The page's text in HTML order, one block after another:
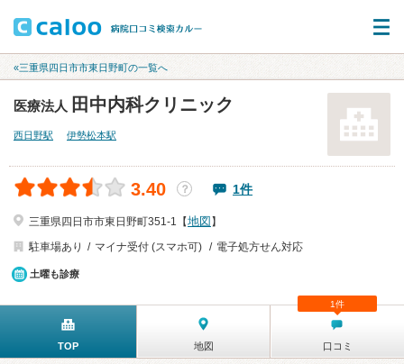
«三重県四日市市東日野町の一覧へ
医療法人 田中内科クリニック
西日野駅 伊勢松本駅
3.40 ？ 1件
三重県四日市市東日野町351-1【地図 】
駐車場あり
マイナ受付 (スマホ可) 電子処方せん対応
土曜も診療
TOP 地図 口コミ
1件